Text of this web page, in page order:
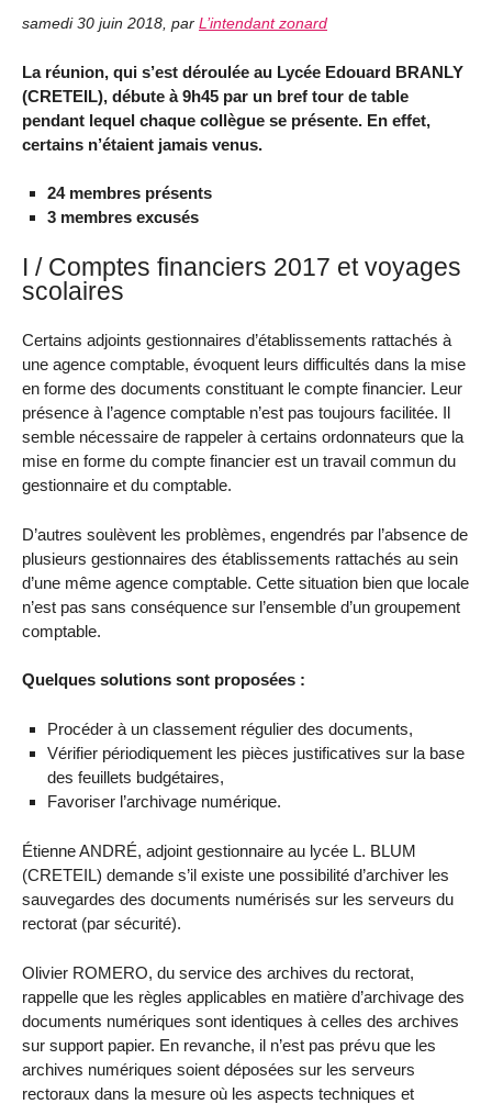
samedi 30 juin 2018 par L’intendant zonard
La réunion, qui s’est déroulée au Lycée Edouard BRANLY
(CRETEIL), débute à 9h45 par un bref tour de table
pendant lequel chaque collègue se présente. En effet,
certains n’étaient jamais venus.
24 membres présents
3 membres excusés
I / Comptes financiers 2017 et voyages
scolaires
Certains adjoints gestionnaires d’établissements rattachés à
une agence comptable, évoquent leurs difficultés dans la mise
en forme des documents constituant le compte financier. Leur
présence à l’agence comptable n’est pas toujours facilitée. Il
semble nécessaire de rappeler à certains ordonnateurs que la
mise en forme du compte financier est un travail commun du
gestionnaire et du comptable.
D’autres soulèvent les problèmes, engendrés par l’absence de
plusieurs gestionnaires des établissements rattachés au sein
d’une même agence comptable. Cette situation bien que locale
n’est pas sans conséquence sur l’ensemble d’un groupement
comptable.
Quelques solutions sont proposées :
Procéder à un classement régulier des documents,
Vérifier périodiquement les pièces justificatives sur la base
des feuillets budgétaires,
Favoriser l’archivage numérique.
Étienne ANDRÉ, adjoint gestionnaire au lycée L. BLUM
(CRETEIL) demande s’il existe une possibilité d’archiver les
sauvegardes des documents numérisés sur les serveurs du
rectorat (par sécurité).
Olivier ROMERO, du service des archives du rectorat,
rappelle que les règles applicables en matière d’archivage des
documents numériques sont identiques à celles des archives
sur support papier. En revanche, il n’est pas prévu que les
archives numériques soient déposées sur les serveurs
rectoraux dans la mesure où les aspects techniques et